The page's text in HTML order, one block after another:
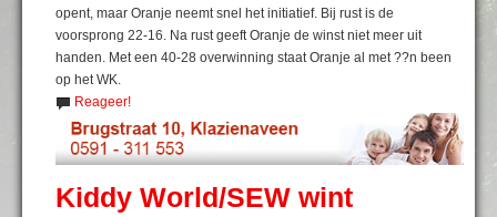
opent, maar Oranje neemt snel het initiatief. Bij rust is de
voorsprong 22-16. Na rust geeft Oranje de winst niet meer uit
handen. Met een 40-28 overwinning staat Oranje al met ??n been
op het WK.
Reageer!
Kiddy World/SEW wint